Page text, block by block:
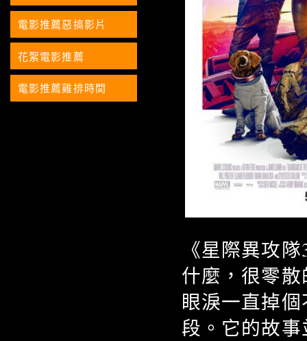
《星際異攻
什麼，很零
眼淚一直掉
段。它的故
電影推薦惡搞影片
花絮電影推薦
電影推薦雞排時間